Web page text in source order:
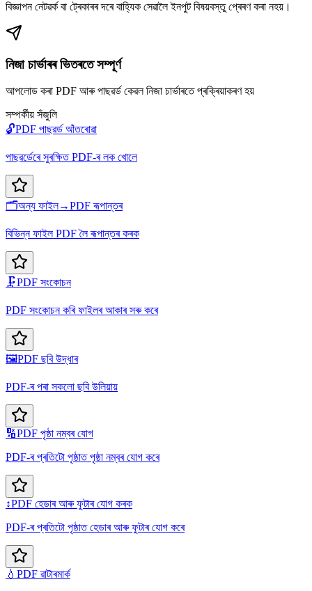
বিজ্ঞাপন নেটৱৰ্ক বা ট্ৰেকাৰৰ দৰে বাহ্যিক সেৱালৈ ইনপুট বিষয়বস্তু প্ৰেৰণ কৰা নহয়।
নিজা চাৰ্ভাৰৰ ভিতৰতে সম্পূৰ্ণ
আপলোড কৰা PDF আৰু পাছৱৰ্ড কেৱল নিজা চাৰ্ভাৰতে প্ৰক্ৰিয়াকৰণ হয়
সম্পৰ্কীয় সঁজুলি
🔓PDF পাছৱৰ্ড আঁতৰোৱা
পাছৱৰ্ডেৰে সুৰক্ষিত PDF-ৰ লক খোলে
🗂️অন্য ফাইল→PDF ৰূপান্তৰ
বিভিন্ন ফাইল PDF লৈ ৰূপান্তৰ কৰক
🗜️PDF সংকোচন
PDF সংকোচন কৰি ফাইলৰ আকাৰ সৰু কৰে
🖼️PDF ছবি উদ্ধাৰ
PDF-ৰ পৰা সকলো ছবি উলিয়ায়
🔢PDF পৃষ্ঠা নম্বৰ যোগ
PDF-ৰ প্ৰতিটো পৃষ্ঠাত পৃষ্ঠা নম্বৰ যোগ কৰে
↕️PDF হেডাৰ আৰু ফুটাৰ যোগ কৰক
PDF-ৰ প্ৰতিটো পৃষ্ঠাত হেডাৰ আৰু ফুটাৰ যোগ কৰে
💧 PDF ৱাটাৰমাৰ্ক